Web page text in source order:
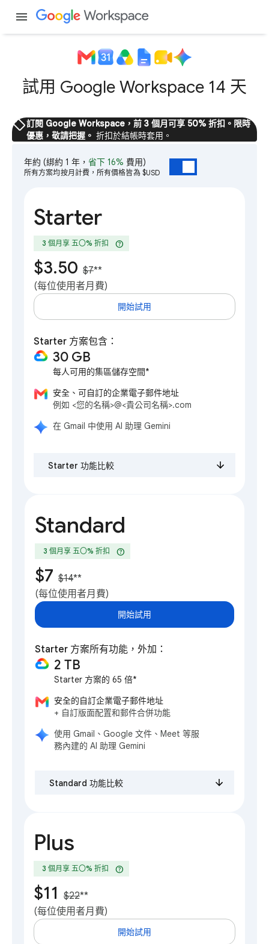
menu
試用 Google Workspace 14 天
sell訂閱 Google Workspace，前 3 個月可享 50% 折扣。限時
優惠，敬請把握。 折扣於結帳時套用。
年約 (綁約 1 年， 省下 16% 費用)
所有方案均按月計費，所有價格皆為 $USD
Starter
3 個月享 五〇% 折扣 help
$3.50 $7**
(每位使用者月費)
開始試用
Starter 方案包含：
30 GB
每人可用的集區儲存空間*
安全、可自訂的企業電子郵件地址
例如 <您的名稱>@<貴公司名稱>.com
在 Gmail 中使用 AI 助理 Gemini
Starter 功能比較
Standard
3 個月享 五〇% 折扣 help
$7 $14**
(每位使用者月費)
開始試用
Starter 方案所有功能，外加：
2 TB
Starter 方案的 65 倍*
安全的自訂企業電子郵件地址
+ 自訂版面配置和郵件合併功能
使用 Gmail、Google 文件、Meet 等服
務內建的 AI 助理 Gemini
Standard 功能比較
Plus
3 個月享 五〇% 折扣 help
$11 $22**
(每位使用者月費)
開始試用